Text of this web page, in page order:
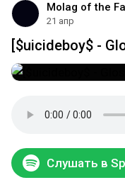
Molag of the
21 апр
[$uicideboy$ -
Слушать в